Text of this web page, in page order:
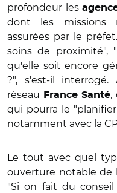
profondeur les
dont les missions
assurées par le
soins de proximité",
qu'elle soit encore
?", s'est-il
réseau
France Santé,
qui pourra le
notamment avec la
Le tout avec quel
ouverture notable de
"Si on fait du